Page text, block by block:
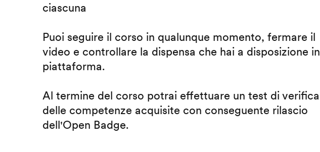
ciascuna
Puoi seguire il corso in qualunque momento, fermare il
video e controllare la dispensa che hai a disposizione in
piattaforma.
Al termine del corso potrai effettuare un test di verifica
delle competenze acquisite con conseguente rilascio
dell'Open Badge.